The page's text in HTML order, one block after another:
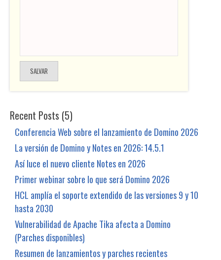
Recent Posts (5)
Conferencia Web sobre el lanzamiento de Domino 2026
La versión de Domino y Notes en 2026: 14.5.1
Así luce el nuevo cliente Notes en 2026
Primer webinar sobre lo que será Domino 2026
HCL amplía el soporte extendido de las versiones 9 y 10
hasta 2030
Vulnerabilidad de Apache Tika afecta a Domino
(Parches disponibles)
Resumen de lanzamientos y parches recientes